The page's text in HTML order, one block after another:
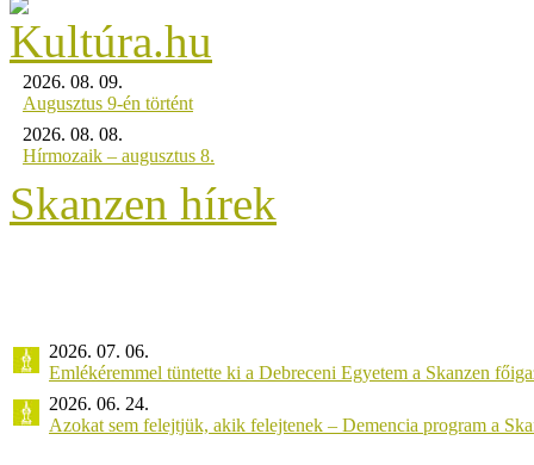
2026. 08. 09.
Augusztus 9-én történt
2026. 08. 08.
Hírmozaik – augusztus 8.
Skanzen hírek
2026. 07. 06.
Emlékéremmel tüntette ki a Debreceni Egyetem a Skanzen
2026. 06. 24.
Azokat sem felejtjük, akik felejtenek – Demencia program a